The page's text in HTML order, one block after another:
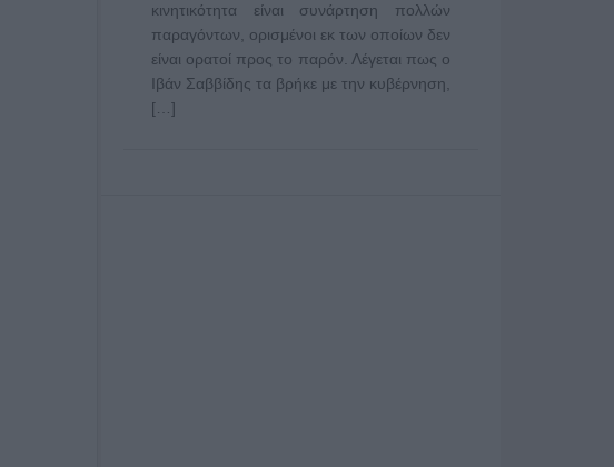
κινητικότητα είναι συνάρτηση πολλών
παραγόντων, ορισμένοι εκ των οποίων δεν
είναι ορατοί προς το παρόν. Λέγεται πως ο
Ιβάν Σαββίδης τα βρήκε με την κυβέρνηση,
[…]